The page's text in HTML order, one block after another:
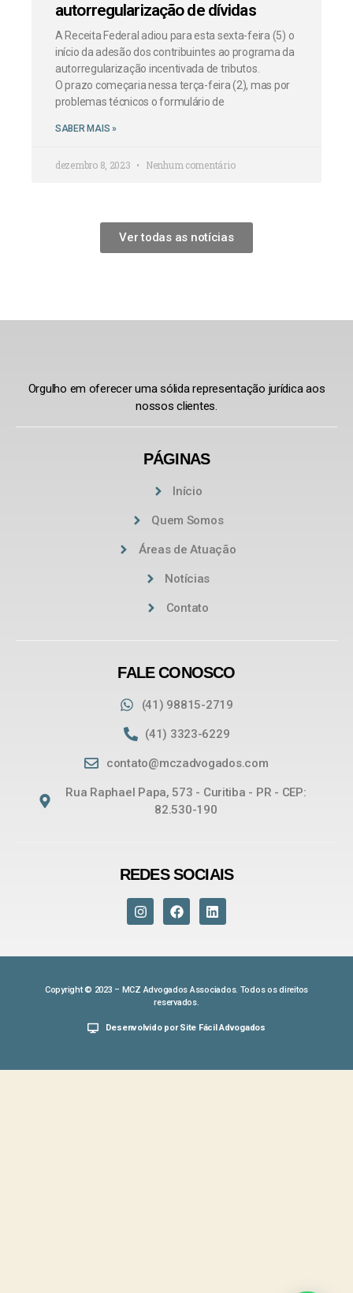
autorregularização de dívidas
A Receita Federal adiou para esta sexta-feira (5) o
início da adesão dos contribuintes ao programa da
autorregularização incentivada de tributos.
O prazo começaria nessa terça-feira (2), mas por
problemas técnicos o formulário de
SABER MAIS »
dezembro 8, 2023 Nenhum comentário
Ver todas as notícias
Orgulho em oferecer uma sólida representação jurídica aos
nossos clientes.
PÁGINAS
Início
Quem Somos
Áreas de Atuação
Notícias
Contato
FALE CONOSCO
(41) 98815-2719
(41) 3323-6229
contato@mczadvogados.com
Rua Raphael Papa, 573 - Curitiba - PR - CEP:
82.530-190
REDES SOCIAIS
Copyright © 2023 – MCZ Advogados Associados. Todos os direitos
reservados.
Desenvolvido por Site Fácil Advogados